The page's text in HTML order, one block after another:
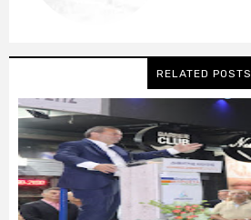
RELATED POSTS